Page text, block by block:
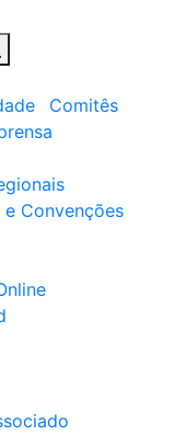
Comitês
Convenções